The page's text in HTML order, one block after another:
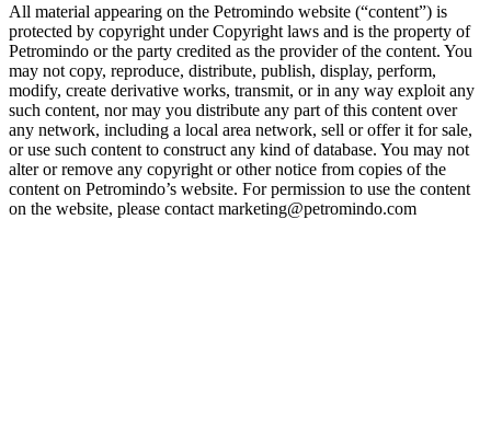
All material appearing on the Petromindo website (“content”) is
protected by copyright under Copyright laws and is the property of
Petromindo or the party credited as the provider of the content. You
may not copy, reproduce, distribute, publish, display, perform,
modify, create derivative works, transmit, or in any way exploit any
such content, nor may you distribute any part of this content over
any network, including a local area network, sell or offer it for sale,
or use such content to construct any kind of database. You may not
alter or remove any copyright or other notice from copies of the
content on Petromindo’s website. For permission to use the content
on the website, please contact marketing@petromindo.com